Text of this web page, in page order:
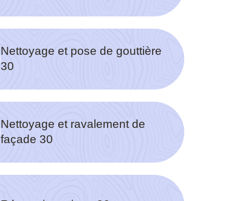
Nettoyage et pose de gouttière
30
Nettoyage et ravalement de
façade 30